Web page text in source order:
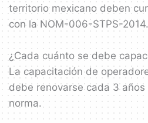
territorio mexicano deben
con la NOM-006-STPS-2014.
¿Cada cuánto se debe
La capacitación de
debe renovarse cada 3
norma.